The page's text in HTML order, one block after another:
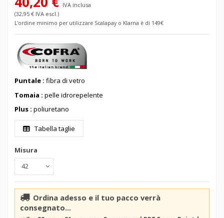
IVA inclusa
(32,95 € IVA escl.)
L'ordine minimo per utilizzare Scalapay o Klarna è di 149€
Puntale : fibra di vetro
Tomaia : pelle idrorepelente
Plus : poliuretano
Tabella taglie
Misura
Ordina adesso e il tuo pacco verrà
consegnato...